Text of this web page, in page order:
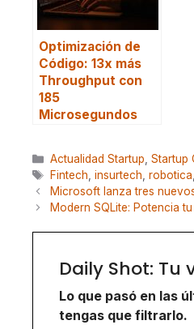
Optimización de
Código: 13x más
Throughput con
185
Microsegundos
Categorías
Actualidad Startup Startup
Etiquetas
Fintech insurtech robotica
Microsoft lanza tres
Modern SQLite: Potencia
Daily Shot:
Lo que pasó en las
tengas que filtrarlo.